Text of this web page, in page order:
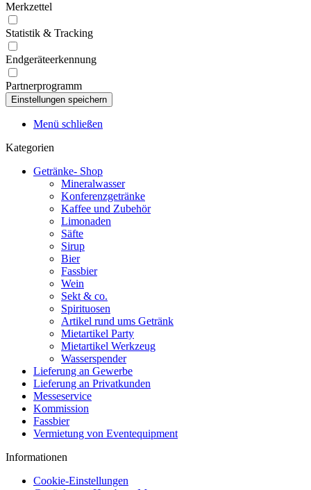
Merkzettel
Statistik & Tracking
Endgeräteerkennung
Partnerprogramm
Menü schließen
Kategorien
Getränke- Shop
Mineralwasser
Konferenzgetränke
Kaffee und Zubehör
Limonaden
Säfte
Sirup
Bier
Fassbier
Wein
Sekt & co.
Spirituosen
Artikel rund ums Getränk
Mietartikel Party
Mietartikel Werkzeug
Wasserspender
Lieferung an Gewerbe
Lieferung an Privatkunden
Messeservice
Kommission
Fassbier
Vermietung von Eventequipment
Informationen
Cookie-Einstellungen